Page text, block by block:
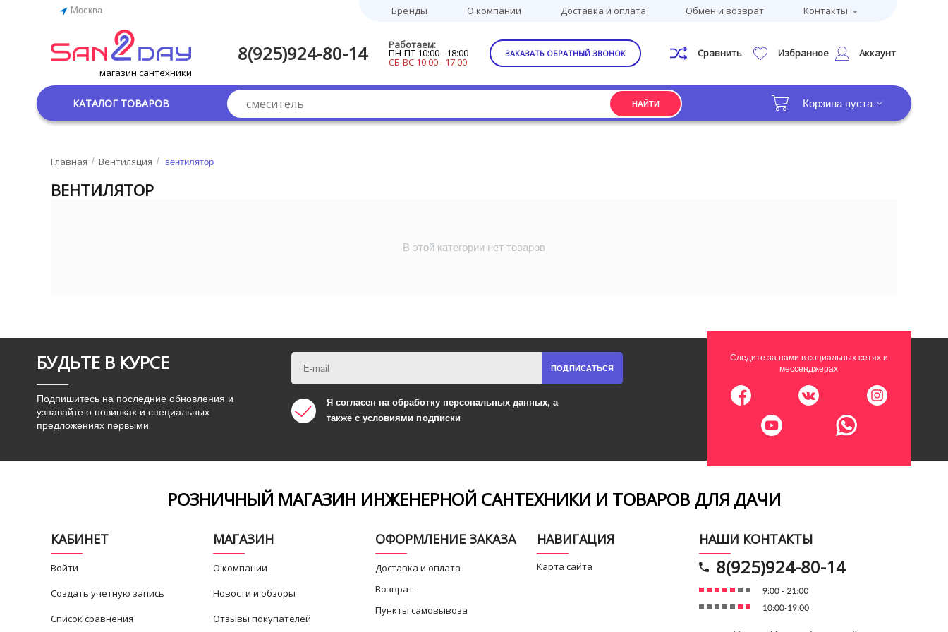
Бренды О компании Доставка и оплата Обмен и возврат Контакты
Москва
магазин сантехники
8(925)924-80-14 Работаем:
ПН-ПТ 10:00 - 18:00
СБ-ВС 10:00 - 17:00
ЗАКАЗАТЬ ОБРАТНЫЙ ЗВОНОК Сравнить Избранное Аккаунт
КАТАЛОГ ТОВАРОВ НАЙТИ Корзина пуста
Главная / Вентиляция / вентилятор
ВЕНТИЛЯТОР
В этой категории нет товаров
БУДЬТЕ В КУРСЕ
Подпишитесь на последние обновления и
узнавайте о новинках и специальных
предложениях первыми
ПОДПИСАТЬСЯ
Я согласен на обработкуперсональных данных, а
также с условиями подписки
Следите за нами в социальных сетях и
мессенджерах
РОЗНИЧНЫЙ МАГАЗИН ИНЖЕНЕРНОЙ САНТЕХНИКИ И ТОВАРОВ ДЛЯ ДАЧИ
КАБИНЕТ
Войти
Создать учетную запись
Список сравнения
МАГАЗИН
О компании
Новости и обзоры
Отзывы покупателей
ОФОРМЛЕНИЕ ЗАКАЗА
Доставка и оплата
Возврат
Пункты самовывоза
НАВИГАЦИЯ
Карта сайта
НАШИ КОНТАКТЫ
8(925)924-80-14